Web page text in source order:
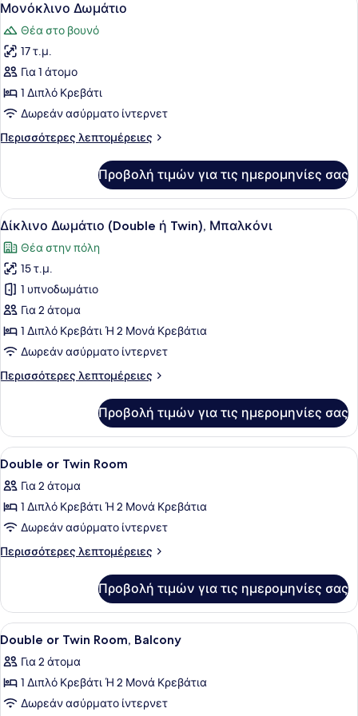
ή
όλων
των
φωτογραφιών
για
Μονόκλινο
Δωμάτιο
22
Μονόκλινο Δωμάτιο
Θέα στο βουνό
17 τ.μ.
Για 1 άτομο
1 Διπλό Κρεβάτι
Δωρεάν ασύρματο ίντερνετ
Περισσότερες λεπτομέρειες
Περισσότερες
Δωμάτιο
Προβολή τιμών για τις ημερομηνίες σας
Προβολή
όλων
των
φωτογραφιών
για
Δίκλινο
Δωμάτιο
(Double
Twin),
Ένα μπαλκόνι με θέα στη
21
Δίκλινο Δωμάτιο (Double ή Twin), Μπαλκόνι
Θέα στην πόλη
15 τ.μ.
1 υπνοδωμάτιο
Για 2 άτομα
1 Διπλό Κρεβάτι Ή 2 Μονά Κρεβάτια
Δωρεάν ασύρματο ίντερνετ
Περισσότερες λεπτομέρειες
Περισσότερες
Δωμάτιο
(Double
ή
Μπαλκόνι
Προβολή τιμών για τις ημερομηνίες σας
Προβολή
όλων
των
φωτογραφιών
για
Double
Room
Ένα δωμάτιο ξενοδοχείου με ένα
25
Double or Twin Room
Για 2 άτομα
1 Διπλό Κρεβάτι Ή 2 Μονά Κρεβάτια
Δωρεάν ασύρματο ίντερνετ
Περισσότερες λεπτομέρειες
Περισσότερες
or
Twin
Room
Προβολή τιμών για τις ημερομηνίες σας
Προβολή
όλων
των
φωτογραφιών
για
Ένα μπαλκόνι με θέα στη
1
Double or Twin Room, Balcony
Για 2 άτομα
1 Διπλό Κρεβάτι Ή 2 Μονά Κρεβάτια
Δωρεάν ασύρματο ίντερνετ